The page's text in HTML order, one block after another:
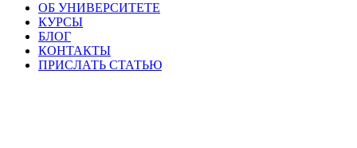
ОБ УНИВЕРСИТЕТЕ
КУРСЫ
БЛОГ
КОНТАКТЫ
ПРИСЛАТЬ СТАТЬЮ